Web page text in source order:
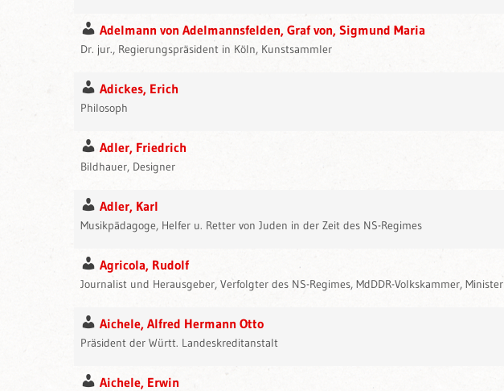
Adelmann von Adelmannsfelden, Graf von, Sigmund Maria
Dr. jur., Regierungspräsident in Köln, Kunstsammler
Adickes, Erich
Philosoph
Adler, Friedrich
Bildhauer, Designer
Adler, Karl
Musikpädagoge, Helfer u. Retter von Juden in der Zeit des NS-Regimes
Agricola, Rudolf
Journalist und Herausgeber, Verfolgter des NS-Regimes, MdDDR-Volkskammer, Minister
Aichele, Alfred Hermann Otto
Präsident der Württ. Landeskreditanstalt
Aichele, Erwin